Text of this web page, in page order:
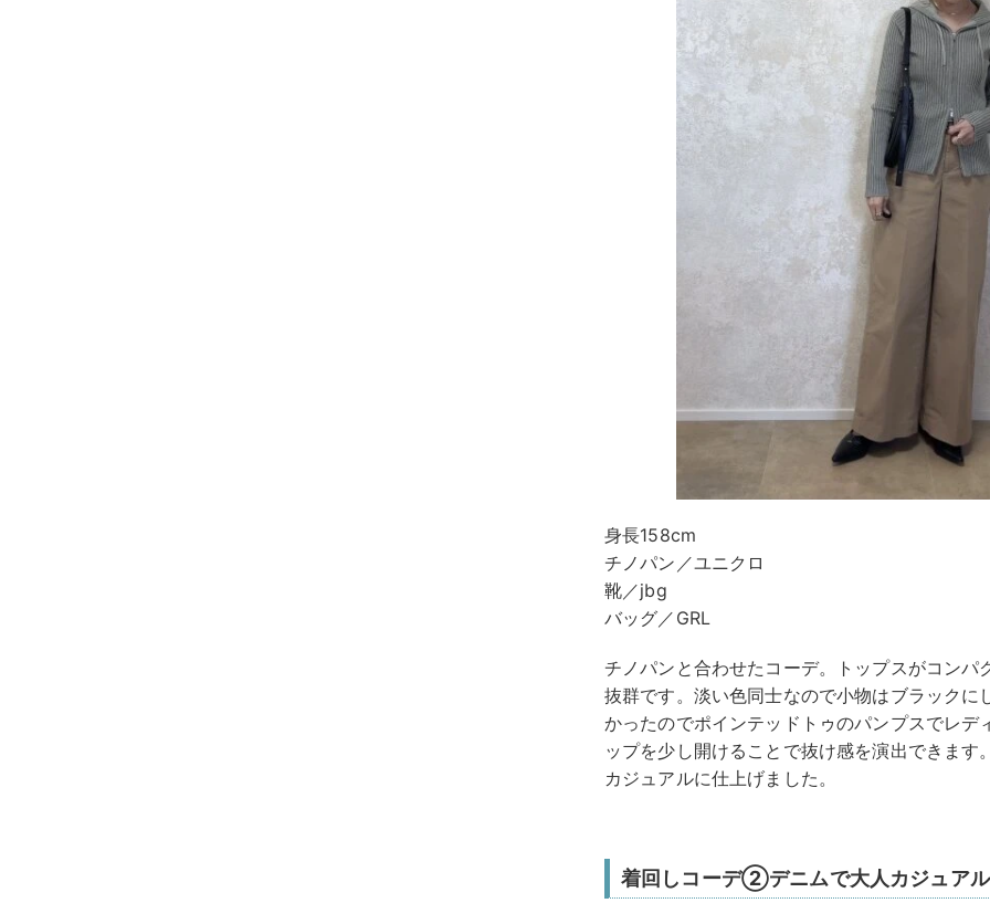
身長158cm
チノパン／ユニクロ
靴／jbg
バッグ／GRL
チノパンと合わせたコーデ。トップスがコンパ
抜群です。淡い色同士なので小物はブラックに
かったのでポインテッドトゥのパンプスでレデ
ップを少し開けることで抜け感を演出できま
カジュアルに仕上げました。
着回しコーデ②デニムで大人カジュア